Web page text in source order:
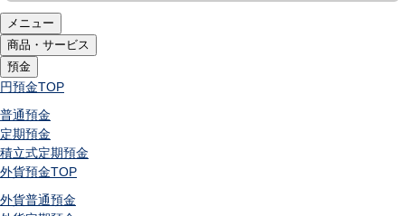
メニュー
商品・サービス
預金
円預金TOP
普通預金
定期預金
積立式定期預金
外貨預金TOP
外貨普通預金